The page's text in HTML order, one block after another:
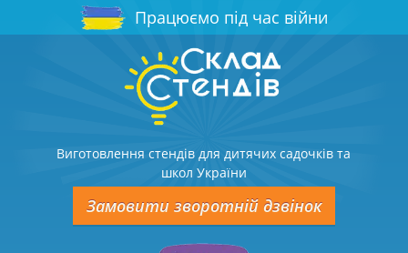
Працюємо під час війни
Виготовлення стендів для дитячих садочків та
школ України
Замовити зворотній дзвінок